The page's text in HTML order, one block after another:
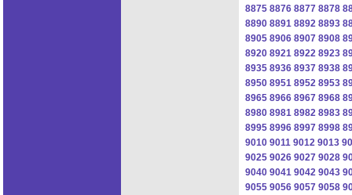
8875 8876 8877 8878
8890 8891 8892 8893
8905 8906 8907 8908
8920 8921 8922 8923
8935 8936 8937 8938
8950 8951 8952 8953
8965 8966 8967 8968
8980 8981 8982 8983
8995 8996 8997 8998
9010 9011 9012 9013
9025 9026 9027 9028
9040 9041 9042 9043
9055 9056 9057 9058